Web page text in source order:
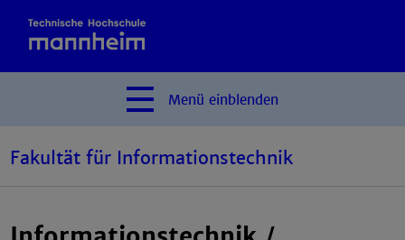
Menü einblenden
Fakultät für Informationstechnik